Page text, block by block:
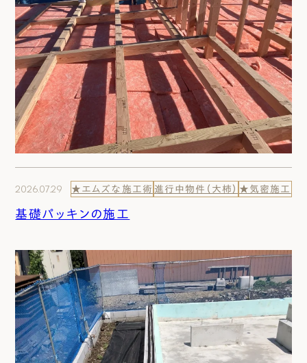
2026.07.29 ★エムズな施工術 進行中物件（大柿） ★気密施工
基礎パッキンの施工